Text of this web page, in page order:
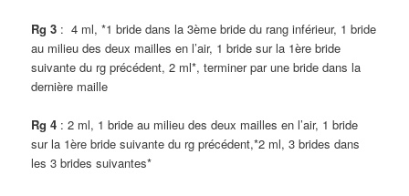
Rg 3 : 4 ml, *1 bride dans la 3ème bride du rang inférieur, 1 bride
au milieu des deux mailles en l’air, 1 bride sur la 1ère bride
suivante du rg précédent, 2 ml*, terminer par une bride dans la
dernière maille
Rg 4 : 2 ml, 1 bride au milieu des deux mailles en l’air, 1 bride
sur la 1ère bride suivante du rg précédent,*2 ml, 3 brides dans
les 3 brides suivantes*